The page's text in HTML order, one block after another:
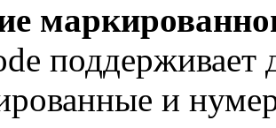
поддерживает
и